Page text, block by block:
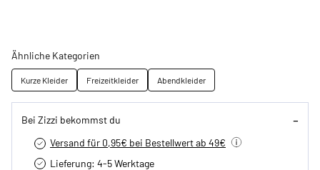
Ähnliche Kategorien
Kurze Kleider Freizeitkleider Abendkleider
Bei Zizzi bekommst du
Versand für 0,95€ bei Bestellwert ab 49€
Lieferung: 4-5 Werktage